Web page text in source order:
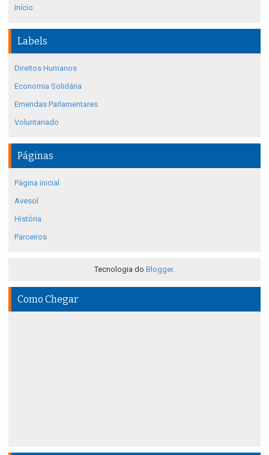
Início
Labels
Direitos Humanos
Economia Solidária
Emendas Parlamentares
Voluntariado
Páginas
Página inicial
Avesol
História
Parceiros
Tecnologia do Blogger.
Como Chegar